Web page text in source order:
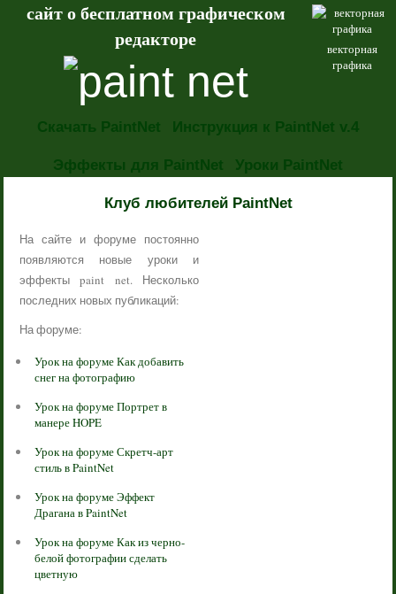
векторная
графика
сайт о бесплатном графическом
редакторе
Скачать PaintNet Инструкция к PaintNet v.4
Эффекты для PaintNet Уроки PaintNet
Клуб любителей PaintNet
На сайте и форуме постоянно
появляются новые уроки и
эффекты paint net. Несколько
последних новых публикаций:
На форуме:
Урок на форуме Как добавить
снег на фотографию
Урок на форуме Портрет в
манере HOPE
Урок на форуме Скретч-арт
стиль в PaintNet
Урок на форуме Эффект
Драгана в PaintNet
Урок на форуме Как из черно-
белой фотографии сделать
цветную